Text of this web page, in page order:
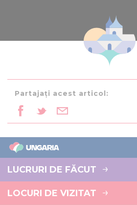
Partajați acest articol:
LUCRURI DE FĂCUT
LOCURI DE VIZITAT